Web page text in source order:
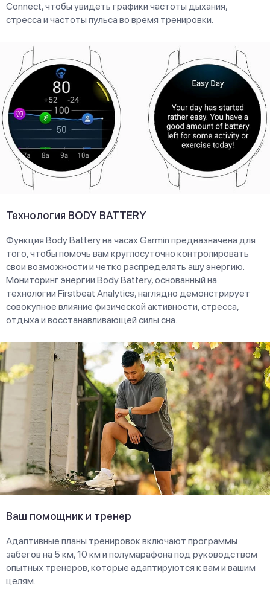
Connect, чтобы увидеть графики частоты дыхания,
стресса и частоты пульса во время тренировки.
Технология BODY BATTERY
Функция Body Battery на часах Garmin предназначена для
того, чтобы помочь вам круглосуточно контролировать
свои возможности и четко распределять ашу энергию.
Мониторинг энергии Body Battery, основанный на
технологии Firstbeat Analytics, наглядно демонстрирует
совокупное влияние физической активности, стресса,
отдыха и восстанавливающей силы сна.
Ваш помощник и тренер
Адаптивные планы тренировок включают программы
забегов на 5 км, 10 км и полумарафона под руководством
опытных тренеров, которые адаптируются к вам и вашим
целям.